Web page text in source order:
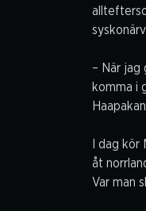
– När jag
komma i
I dag
åt
Var man